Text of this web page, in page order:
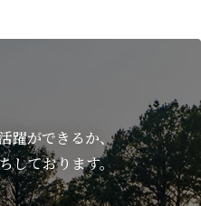
躍ができるか、
しております。